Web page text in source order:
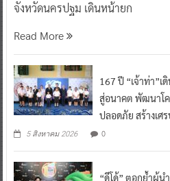
จังหวัดนครปฐม เดินหน้ายก
Read More
167 ปี “เจ้าท่า”
สู่อนาคต พัฒนาโ
ปลอดภัย สร้างเศ
5 สิงหาคม 2026 0
“ดีโด้” ตอกย้ำผู้น